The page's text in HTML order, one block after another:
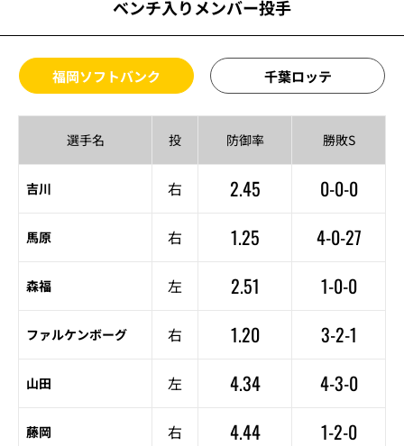
ベンチ入りメンバー投手
福岡ソフトバンク 千葉ロッテ
選手名 投 防御率 勝敗S
吉川 右 2.45 0-0-0
馬原 右 1.25 4-0-27
森福 左 2.51 1-0-0
ファルケンボーグ 右 1.20 3-2-1
山田 左 4.34 4-3-0
藤岡 右 4.44 1-2-0